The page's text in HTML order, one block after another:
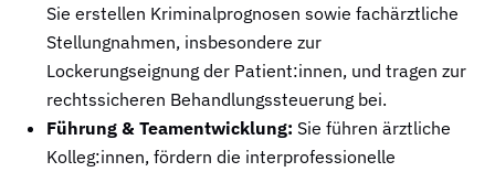
Sie erstellen Kriminalprognosen sowie fachärztliche
Stellungnahmen, insbesondere zur
Lockerungseignung der Patient:innen, und tragen zur
rechtssicheren Behandlungssteuerung bei.
Führung & Teamentwicklung: Sie führen ärztliche
Kolleg:innen, fördern die interprofessionelle